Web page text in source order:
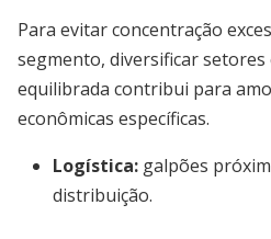
Para evitar concentração
segmento, diversificar setores
equilibrada contribui para
econômicas específicas.
Logística: galpões
distribuição.